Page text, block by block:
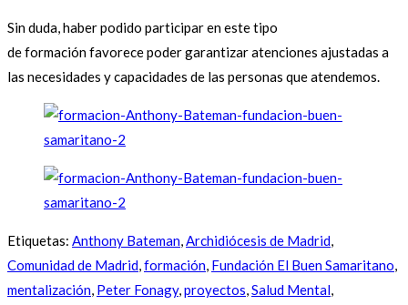
Sin duda, haber podido participar en este tipo
de formación favorece poder garantizar atenciones ajustadas a
las necesidades y capacidades de las personas que atendemos.
Etiquetas: Anthony Bateman,Archidiócesis de Madrid,
Comunidad de Madrid,formación, Fundación El Buen Samaritano,
mentalización, Peter Fonagy,proyectos,Salud Mental,